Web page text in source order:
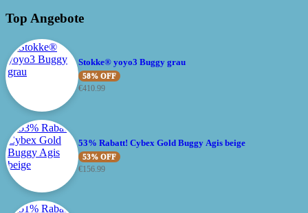
Top Angebote
Stokke® yoyo3 Buggy grau
58% OFF
€410.99
53% Rabatt! Cybex Gold Buggy Agis beige
53% OFF
€156.99